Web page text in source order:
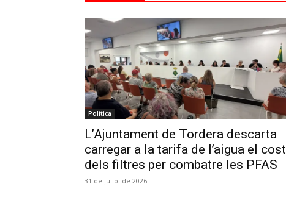
Política
L’Ajuntament de Tordera descarta
carregar a la tarifa de l’aigua el cost
dels filtres per combatre les PFAS
31 de juliol de 2026